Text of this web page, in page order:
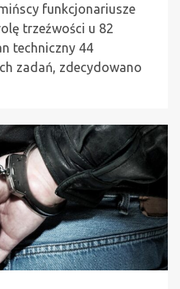
funkcjonariusze
trzeźwości u 82
techniczny 44
zadań, zdecydowano